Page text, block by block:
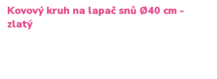
Kovový kruh na lapač snů Ø40 cm -
zlatý